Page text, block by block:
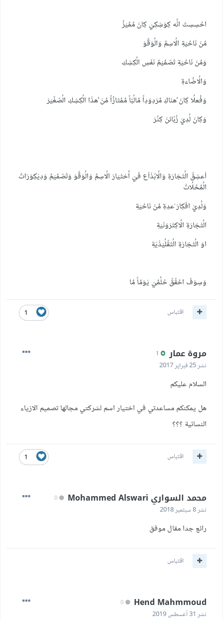
احُسِسِتْ انَُه كِوَشِكِيَ كِانَ مٌمٌيَزُ
مٌنَ نَاحُيَةِ الُاسِمٌ وَالُوَقًوَ
وَمٌنَ نَاحُيَةِ تْصّمٌيَمٌ نَفَسِ الُكِشِكِ
وَالُاضُاءةِ
وَفَْعلُا كِانَ ُهنَاكِ مٌرَدِوَدِاً مٌالُبّاً مٌمٌتْازُاً مٌنَ ُهذَا الُكِشِكِ الُصّغًيَرَ
وَكِانَ لُدِيَ زُبّائنَ كِثُرَ
اْعشِقً الُتْجْارَةِ وَالُابّذَاْع فَيَ اٌختْيَارَ الُاسِمٌ وَالُوَقًوَ وَتْصّمٌيَمٌ وَدِيَكِوَرَاتْ
الُمٌحُلُاتْ
وَلُدِيَ افَكِارَ ْعدِةِ مٌنَ نَاحُيَةِ
الُتْجْارَةِ الُاكِتْرَوَنَيَةِ
اوَ الُتْجْارَةِ الُتْقًلُيَذَيَةِ
وَسِوَفَ احُقًقً حُلُمٌيَ يَوَمٌاً مٌا
1 اقتباس
مروة عمار
نشر25 فبراير 2017
السلام عليكم
هل يمكنكم مساعدتي في اختيار اسم لشركتي مجالها تصميم الازياء
النسائية ؟؟؟
1 اقتباس
محمد السواري Mohammed Alswari
نشر8 سبتمبر 2018
رائع جدا مقال موفق
اقتباس
Hend Mahmmoud
نشر 31 أغسطس 2019